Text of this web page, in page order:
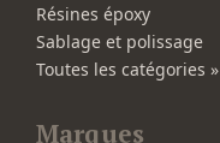
Résines époxy
Sablage et polissage
Toutes les catégories »
Marques